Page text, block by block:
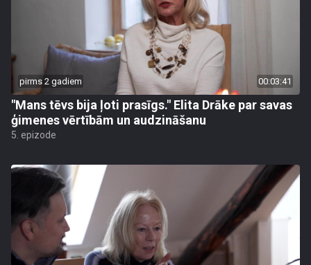
pirms 2 gadiem 00:03:41
"Mans tēvs bija ļoti prasīgs." Elita Drāke par savas
ģimenes vērtībām un audzināšanu
5. epizode